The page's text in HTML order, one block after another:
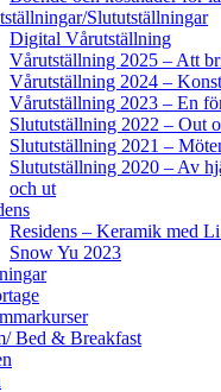
Slututställningar
Digital Vårutställning
Vårutställning 2025 – Att
Vårutställning 2024 –
Vårutställning 2023 – En
Slututställning 2022 – Out
Slututställning 2021 –
Slututställning 2020 – Av
och ut
Residens – Keramik med
Snow Yu 2023
Bed & Breakfast